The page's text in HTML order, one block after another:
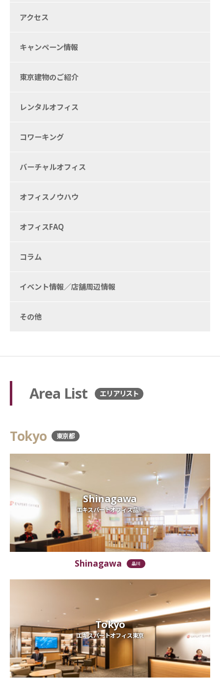
アクセス
キャンペーン情報
東京建物のご紹介
レンタルオフィス
コワーキング
バーチャルオフィス
オフィスノウハウ
オフィスFAQ
コラム
イベント情報／店舗周辺情報
その他
Area List エリアリスト
Tokyo 東京都
Shinagawa
エキスパートオフィス品川
Shinagawa 品川
Tokyo
エキスパートオフィス東京